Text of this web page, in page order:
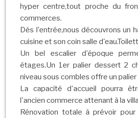
hyper centre,tout proche du
commerces.
Dès l'entrée,nous découvrons un
cuisine et son coin salle
Un bel escalier d'époque
étages.Un 1er palier dessert 2
niveau sous combles offre un
La capacité d'accueil pourra
l'ancien commerce attenant à la
Rénovation totale à prévoir